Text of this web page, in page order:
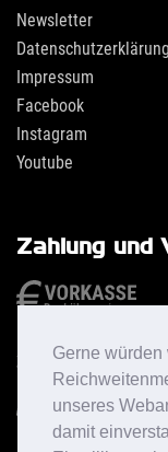
Gerne
unseres
damit
Newsletter
Datenschutzerklärung
Impressum
Facebook
Instagram
Youtube
Zahlung und